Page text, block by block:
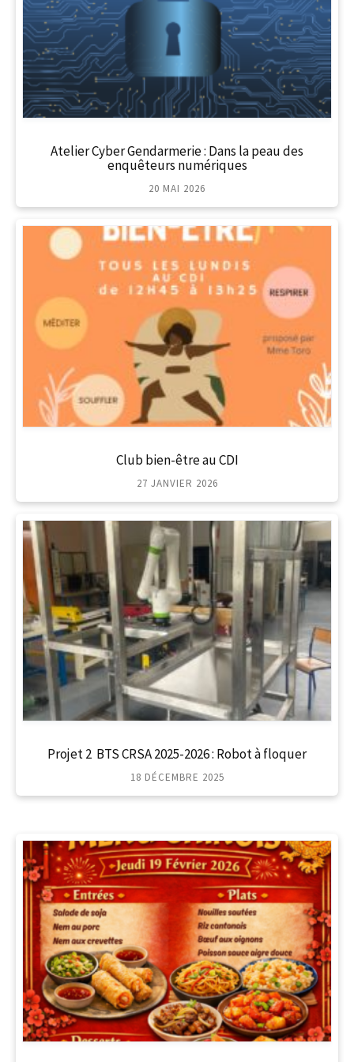
Atelier Cyber Gendarmerie : Dans la peau des
enquêteurs numériques
20 MAI 2026
Club bien-être au CDI
27 JANVIER 2026
Projet 2 BTS CRSA 2025-2026 : Robot à floquer
18 DÉCEMBRE 2025